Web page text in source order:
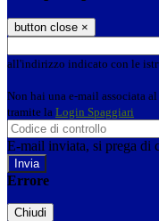
button close ×
all'indirizzo indicato con le
Non hai una e-mail associata
tramite la Login Spaggiari
E-mail inviata, si prega di
Errore
Chiudi